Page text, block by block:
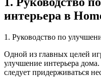
интерьера в
1. Руководство по
Одной из главных целей
улучшение интерьера
следует придерживаться